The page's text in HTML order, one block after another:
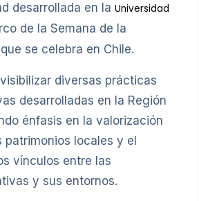
desarrollada en la Universidad
de la Semana de la
se celebra en Chile.
diversas prácticas
desarrolladas en la Región
énfasis en la valorización
locales y el
vínculos entre las
y sus entornos.